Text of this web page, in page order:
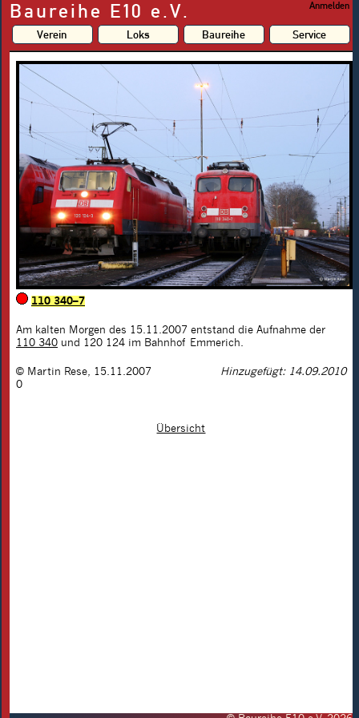
Baureihe E10 e.V. Anmelden
Verein Loks Baureihe Service
110 340–7
Am kalten Morgen des 15.11.2007 entstand die Aufnahme der
110 340 und 120 124 im Bahnhof Emmerich.
© Martin Rese 15.11.2007
Hinzugefügt: 14.09.2010
0
Übersicht